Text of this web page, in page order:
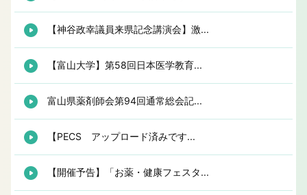
【神谷政幸議員来県記念講演会】激...
【富山大学】第58回日本医学教育...
富山県薬剤師会第94回通常総会記...
【PECS アップロード済みです...
【開催予告】「お薬・健康フェスタ...